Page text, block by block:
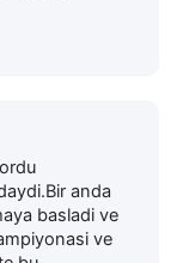
anda
basladi ve
ve